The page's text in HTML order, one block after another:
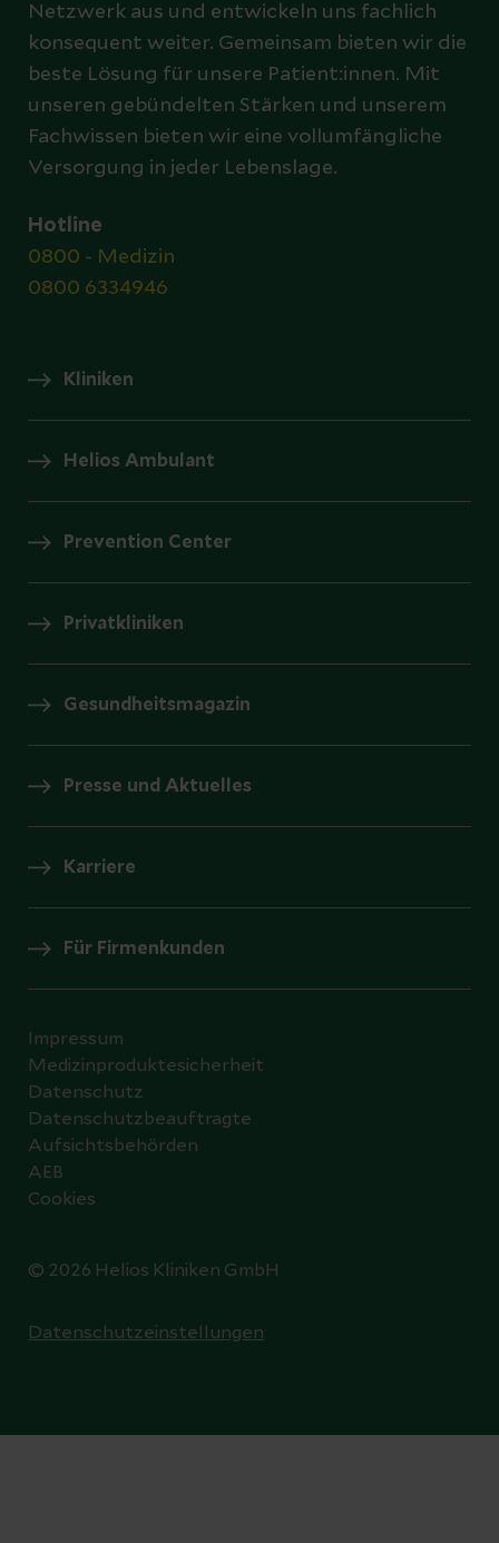
Netzwerk aus und entwickeln uns fachlich
konsequent weiter. Gemeinsam bieten wir die
beste Lösung für unsere Patient:innen. Mit
unseren gebündelten Stärken und unserem
Fachwissen bieten wir eine vollumfängliche
Versorgung in jeder Lebenslage.
Hotline
0800 - Medizin
0800 6334946
Kliniken
Helios Ambulant
Prevention Center
Privatkliniken
Gesundheitsmagazin
Presse und Aktuelles
Karriere
Für Firmenkunden
© 2026 Helios Kliniken GmbH
Impressum
Medizinproduktesicherheit
Datenschutz
Datenschutzbeauftragte
Aufsichtsbehörden
AEB
Cookies
Datenschutzeinstellungen